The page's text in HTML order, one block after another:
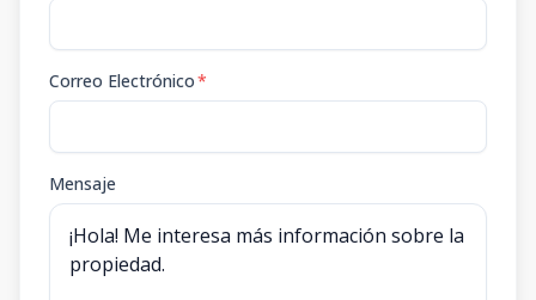
Correo Electrónico*
Mensaje